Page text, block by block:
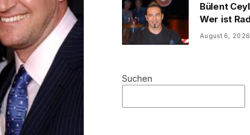
Bülent
Wer ist
August 6, 2026
Suchen